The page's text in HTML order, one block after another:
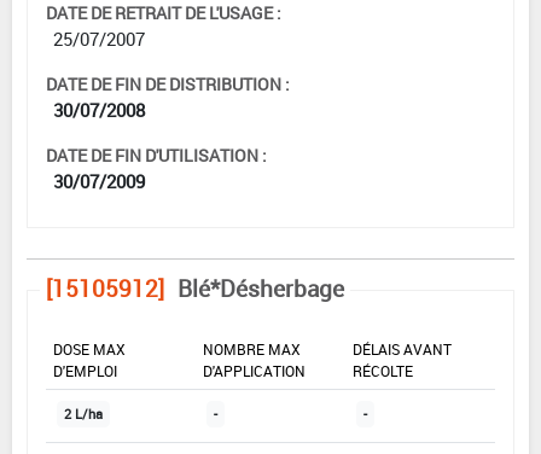
DATE DE RETRAIT DE L'USAGE :
25/07/2007
DATE DE FIN DE DISTRIBUTION :
30/07/2008
DATE DE FIN D'UTILISATION :
30/07/2009
[15105912] Blé*Désherbage
DOSE MAX
D'EMPLOI
NOMBRE MAX
D'APPLICATION
DÉLAIS AVANT
RÉCOLTE
2 L/ha - -